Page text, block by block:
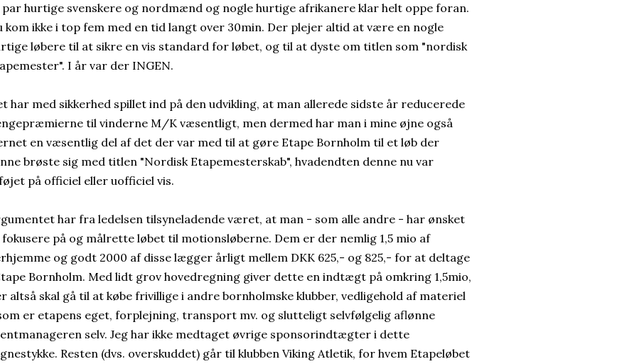
par hurtige svenskere og nordmænd og nogle hurtige afrikanere klar helt oppe foran.
kom ikke i top fem med en tid langt over 30min. Der plejer altid at være en nogle
løbere til at sikre en vis standard for løbet, og til at dyste om titlen som "nordisk
I år var der INGEN.
har med sikkerhed spillet ind på den udvikling, at man allerede sidste år reducerede
til vinderne M/K væsentligt, men dermed har man i mine øjne også
en væsentlig del af det der var med til at gøre Etape Bornholm til et løb der
brøste sig med titlen "Nordisk Etapemesterskab", hvadendten denne nu var
på officiel eller uofficiel vis.
har fra ledelsen tilsyneladende været, at man - som alle andre - har ønsket
på og målrette løbet til motionsløberne. Dem er der nemlig 1,5 mio af
og godt 2000 af disse lægger årligt mellem DKK 625,- og 825,- for at deltage
Bornholm. Med lidt grov hovedregning giver dette en indtægt på omkring 1,5mio,
altså skal gå til at købe frivillige i andre bornholmske klubber, vedligehold af materiel
er etapens eget, forplejning, transport mv. og slutteligt selvfølgelig aflønne
selv. Jeg har ikke medtaget øvrige sponsorindtægter i dette
Resten (dvs. overskuddet) går til klubben Viking Atletik, for hvem Etapeløbet